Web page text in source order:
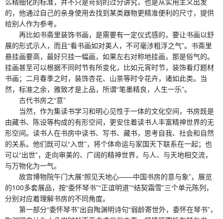
的，他通过自己的亲身使用去找到某类器物更精准便利的尺寸，提供
给别人作为参考。
再比如书斋里装饰书画，是需要有一定仪式感的，要让书画以舒
展的形式示人，而且“看书画如对美人，不可毫涉粗浮之气”。书斋里
悬挂画要高，最好只挂一幅画，如果左右对称地挂画，那是俗气的。
挂画甚至可以根据不同时节有所变化，比如元宵时节，装饰看灯题材
书画；二月春季之时，装饰杏花、山茶等时令花卉，诸如此类。当
然，标准之余，雅致才是上品，所谓“笔墨精良，人生一乐”。
古代书房之“意”
当然，作为集读书学习和明心见性于一体的文化空间，书房既是
由藏书、陈设等构成的有形空间，更安住着读书人丰富精神世界的无
形空间。读书人在书房中读书、写书、藏书，思考自我、社会和自然
的关系。他们既可以“入世”，将个体命运与家国天下联系在一起；也
可以“出世”，走向审美的、广阔的精神世界，与人、与天地相交流，
与万物化为一气。
故宫博物院午门大展“照见天地心——中国书房的意与象”，展览
的100多套展品，按“委怀琴书”“正谊明道”“结契霜雪”三个单元陈列，
分别对应着理解书房的不同角度。
第一部分“委怀琴书”出自陶渊明诗句“弱龄寄世外，委怀在琴书”，